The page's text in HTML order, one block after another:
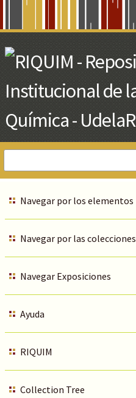
Main
Content
Navegar por los elementos
Navegar por las colecciones
Navegar Exposiciones
Ayuda
RIQUIM
Collection Tree